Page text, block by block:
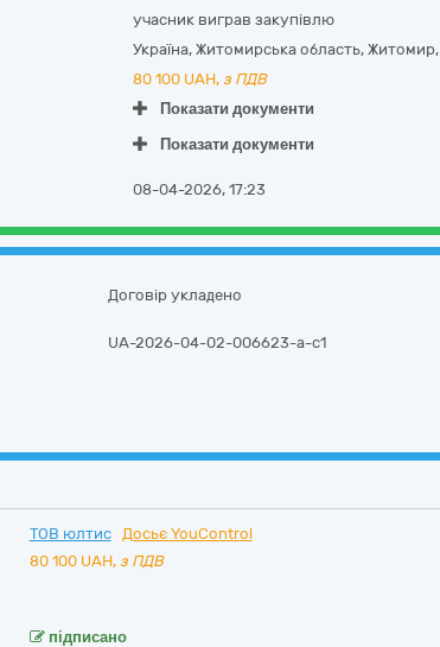
учасник виграв закупівлю
Україна, Житомирська область, Житомир,
80 100 UAH, з ПДВ
Показати документи
Показати документи
08-04-2026, 17:23
Договір укладено
UA-2026-04-02-006623-a-c1
ТОВ юлтис
Досьє YouControl
80 100 UAH, з ПДВ
підписано